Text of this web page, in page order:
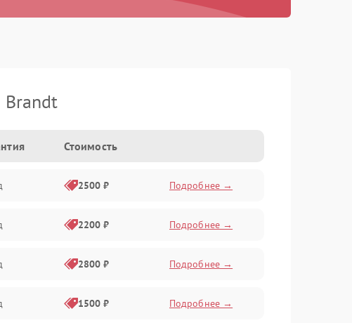
Brandt
Стоимость
2500 ₽ Подробнее →
2200 ₽ Подробнее →
2800 ₽ Подробнее →
1500 ₽ Подробнее →